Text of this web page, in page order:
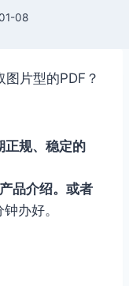
08
片型的PDF？
正规、稳定的
品介绍。或者
钟办好。